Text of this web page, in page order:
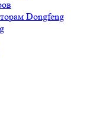
Dongfeng